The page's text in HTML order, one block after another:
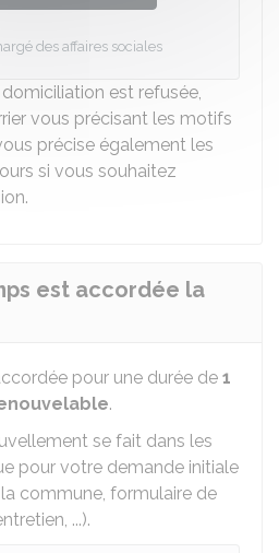
des affaires sociales
est refusée,
vous précisant les motifs
précise également les
si vous souhaitez
est accordée la
pour une durée de 1
.
se fait dans les
pour votre demande initiale
commune, formulaire de
...).